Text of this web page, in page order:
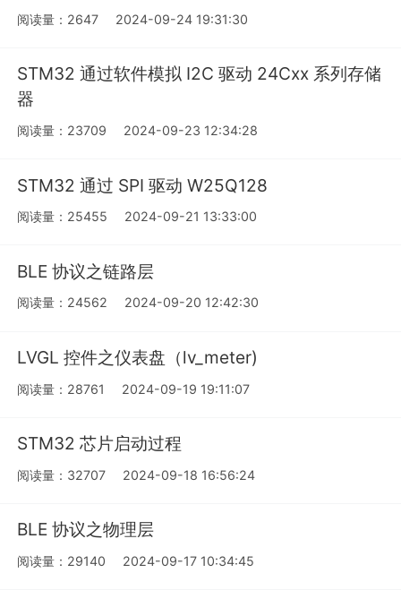
阅读量：2647 2024-09-24 19:31:30
STM32 通过软件模拟 I2C 驱动 24Cxx 系列存储
器
阅读量：23709 2024-09-23 12:34:28
STM32 通过 SPI 驱动 W25Q128
阅读量：25455 2024-09-21 13:33:00
BLE 协议之链路层
阅读量：24562 2024-09-20 12:42:30
LVGL 控件之仪表盘（lv_meter)
阅读量：28761 2024-09-19 19:11:07
STM32 芯片启动过程
阅读量：32707 2024-09-18 16:56:24
BLE 协议之物理层
阅读量：29140 2024-09-17 10:34:45